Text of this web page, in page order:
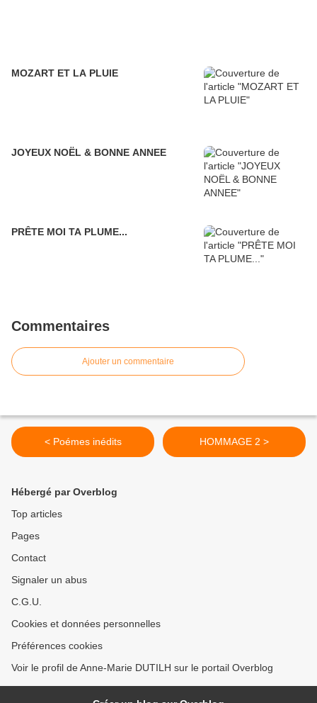
MOZART ET LA PLUIE
JOYEUX NOËL & BONNE ANNEE
PRÊTE MOI TA PLUME...
Commentaires
Ajouter un commentaire
< Poémes inédits HOMMAGE 2 >
Hébergé par Overblog
Top articles
Pages
Contact
Signaler un abus
C.G.U.
Cookies et données personnelles
Préférences cookies
Voir le profil de Anne-Marie DUTILH sur le portail Overblog